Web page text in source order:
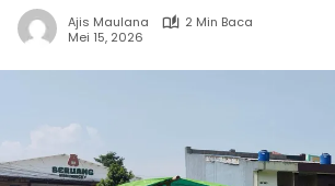
Ajis Maulana
2 Min Baca
Mei 15, 2026